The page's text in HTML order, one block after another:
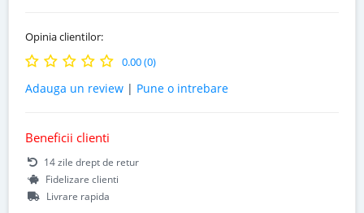
Opinia clientilor:
0.00 (0)
Adauga un review | Pune o intrebare
Beneficii clienti
14 zile drept de retur
Fidelizare clienti
Livrare rapida